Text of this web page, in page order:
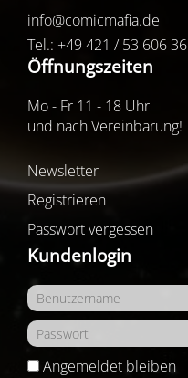
info@comicmafia.de
Tel.: +49 421 / 53 606 36
Öffnungszeiten
Mo - Fr 11 - 18 Uhr
und nach Vereinbarung!
Newsletter
Registrieren
Passwort vergessen
Kundenlogin
Angemeldet bleiben